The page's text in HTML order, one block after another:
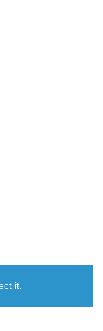
it.